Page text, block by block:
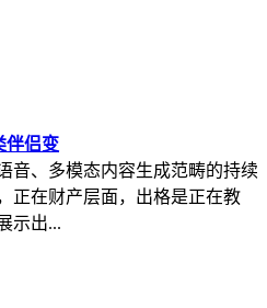
伴侣变
音、多模态内容生成范畴的持续
正在财产层面，出格是正在教
示出...